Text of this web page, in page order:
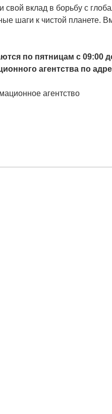
свой вклад в борьбу с
шаги к чистой планете.
по пятницам с 09:00
агентства по
агентство